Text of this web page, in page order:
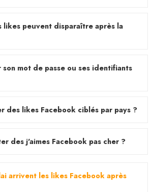
likes peuvent disparaître après la
son mot de passe ou ses identifiants
des likes Facebook ciblés par pays ?
des j'aimes Facebook pas cher ?
arrivent les likes Facebook après